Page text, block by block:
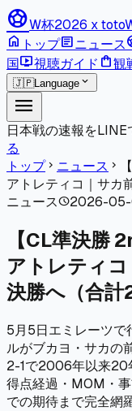
sports_soccerW杯2026 x toto
home トップarticleニュース
国live_tv視聴ガイド shopping_bag観
🇯🇵Language expand_more
menu
日本戦の速報をLINE
る
トップchevron_right ニュース chevron_right
アトレティコ｜サカ
ニュースschedule2026-
【CL準決勝
アトレティ
決勝へ（合計
5月5日エミレーツで
ルがブカヨ・サカの
2-1で2006年以来20
得点経過・MOM・
での期待まで完全網羅